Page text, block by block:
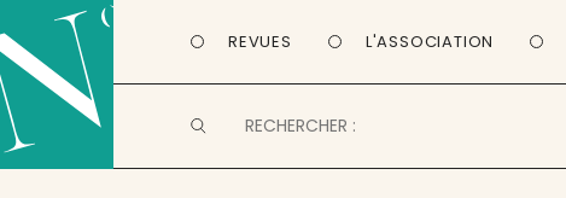
REVUES L'ASSOCIATION